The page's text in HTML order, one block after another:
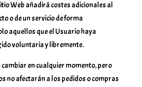
Web añadirá costes adicionales al
o de un servicio de forma
aquellos que el Usuario haya
voluntaria y libremente.
cambiar en cualquier momento, pero
no afectarán a los pedidos o compras